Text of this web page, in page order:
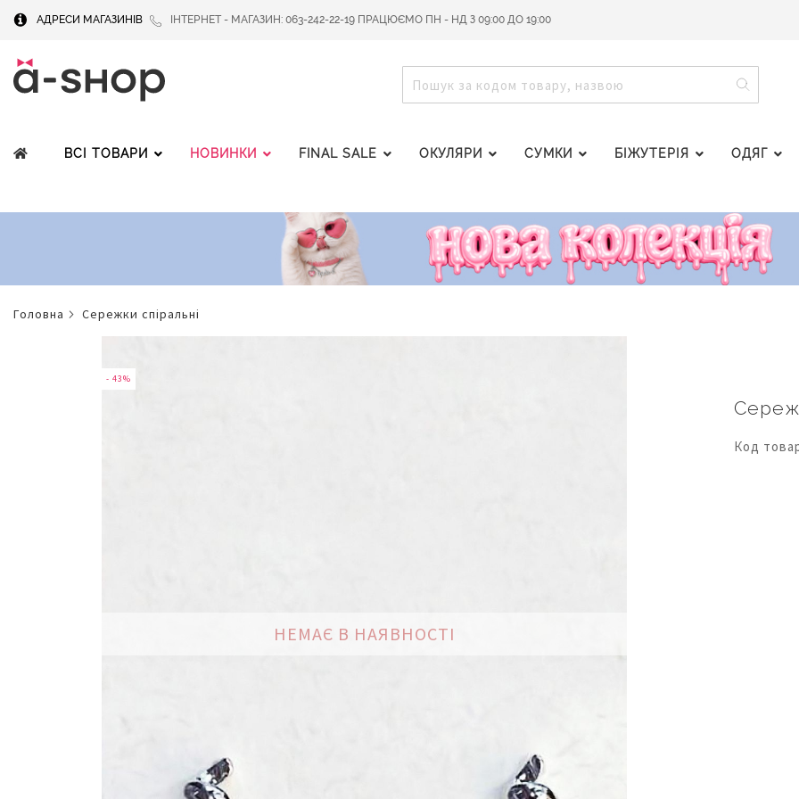
АДРЕСИ МАГАЗИНІВ ІНТЕРНЕТ - МАГАЗИН: 063-242-22-19 ПРАЦЮЄМО ПН - НД З 09:00 ДО 19:00
ВСІ ТОВАРИ НОВИНКИ FINAL SALE ОКУЛЯРИ СУМКИ БІЖУТЕРІЯ ОДЯГ
головна сережки спіральні
Код
кінця
- 43%
НЕМАЄ В НАЯВНОСТІ